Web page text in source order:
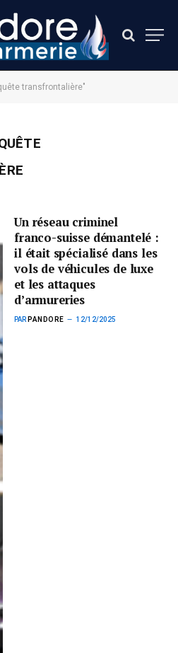
transfrontalière"
Un réseau criminel
franco-suisse démantelé :
il était spécialisé dans les
vols de véhicules de luxe
et les attaques
d’armureries
PAR PANDORE 12/12/2025